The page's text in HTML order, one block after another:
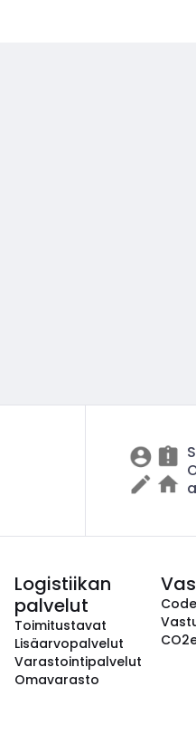
Logistiikan
palvelut
Toimitustavat
Lisäarvopalvelut
Varastointipalvelut
Omavarasto